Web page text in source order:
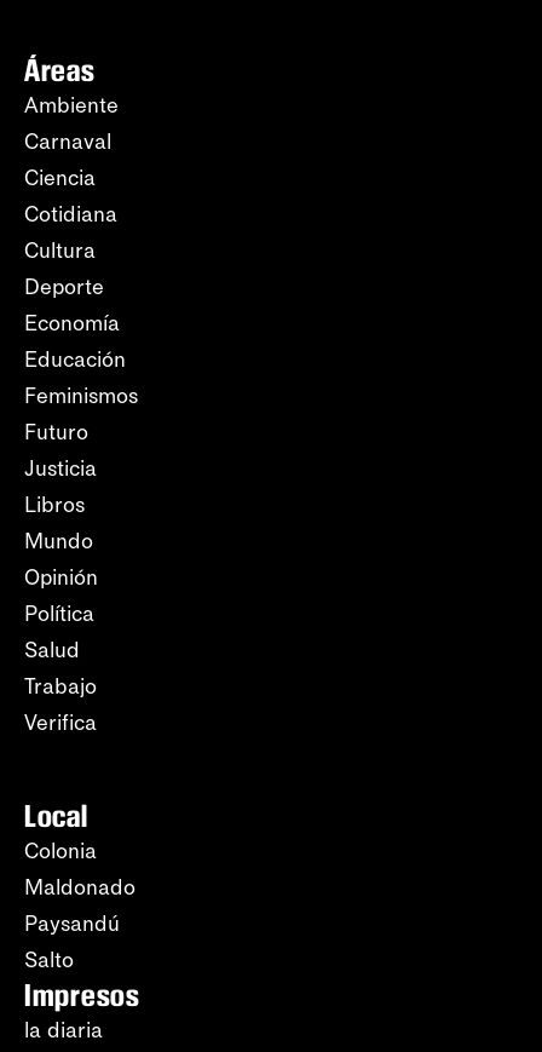
Áreas
Ambiente
Carnaval
Ciencia
Cotidiana
Cultura
Deporte
Economía
Educación
Feminismos
Futuro
Justicia
Libros
Mundo
Opinión
Política
Salud
Trabajo
Verifica
Local
Colonia
Maldonado
Paysandú
Salto
Impresos
la diaria